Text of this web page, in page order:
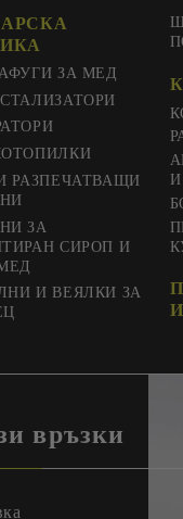
ЗА МЕД
РАЗПЕЧАТВАЩИ
ЗА
СИРОП И
И ВЕЯЛКИ ЗА
връзки